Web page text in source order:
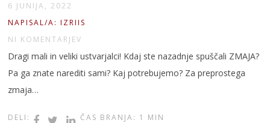
6 JUNIJA, 2022
NAPISAL/A: IZRIIS
NI KOMENTARJEV
Dragi mali in veliki ustvarjalci! Kdaj ste nazadnje spuščali ZMAJA?
Pa ga znate narediti sami? Kaj potrebujemo? Za preprostega
zmaja…
DELI: ČAS BRANJA: 1 MIN